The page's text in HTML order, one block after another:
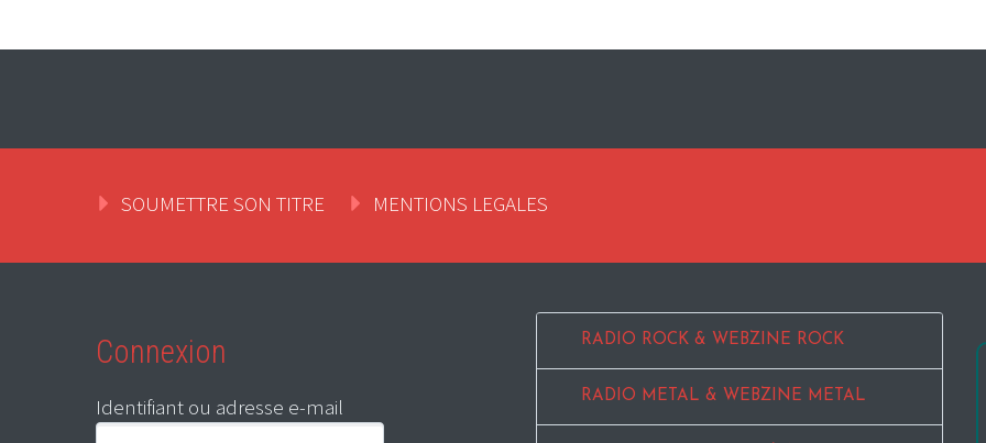
SOUMETTRE SON TITRE MENTIONS LEGALES
Connexion
Identifiant ou adresse e-mail
RADIO ROCK & WEBZINE ROCK
RADIO METAL & WEBZINE METAL